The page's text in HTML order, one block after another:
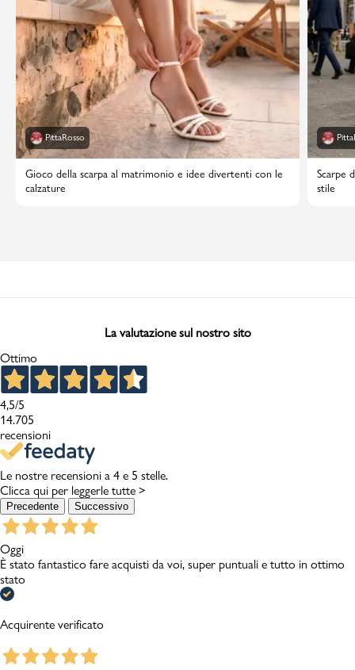
PittaRosso
Gioco della scarpa al matrimonio e idee divertenti con le
calzature
Scarpe
stile
La valutazione sul nostro sito
Ottimo
4,5/5
14.705
recensioni
Le nostre recensioni a 4 e 5 stelle.
Clicca qui per leggerle tutte >
Precedente Successivo
Oggi
È stato fantastico fare acquisti da voi, super puntuali e tutto in ottimo
stato
Acquirente verificato